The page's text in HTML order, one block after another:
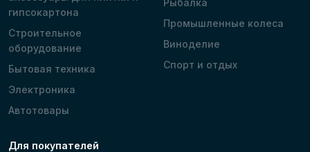
гипсокартона
Строительное
оборудование
Бытовая техника
Электроника
Автотовары
Промышленные колеса
Виноделие
Спорт и отдых
Для покупателей